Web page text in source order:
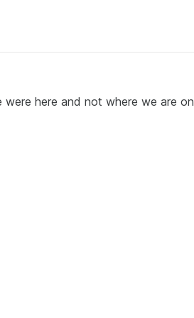
were here and not where we are